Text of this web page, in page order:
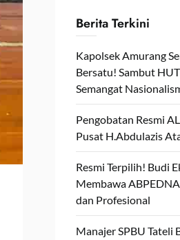
Berita Terkini
Kapolsek Amurang
Bersatu! Sambut
Semangat
Pengobatan Resmi
Pusat H.Abdulazis
Resmi Terpilih! Budi
Membawa
dan Profesional
Manajer SPBU Tateli